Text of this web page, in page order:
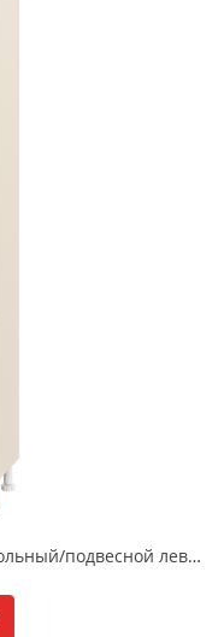
Шкаф - пенал Brevita Enfida 35 напольный/подвесной левый бежевый ENF-05035-030L